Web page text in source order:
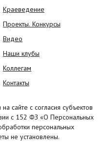
Краеведение
Проекты. Конкурсы
Видео
Наши клубы
Коллегам
Контакты
сайте с согласия субъектов
с 152 ФЗ «О Персональных
персональных
не установлены.